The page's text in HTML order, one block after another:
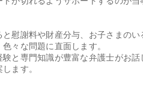
と慰謝料や財産分与、お子さまのい
々な問題に直面します。
験と専門知識が豊富な弁護士がお
ます。